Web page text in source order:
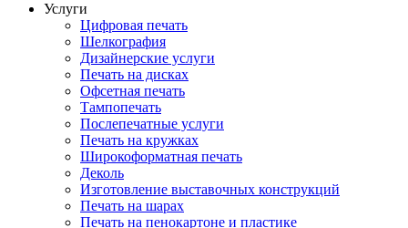
Услуги
Цифровая печать
Шелкография
Дизайнерские услуги
Печать на дисках
Офсетная печать
Тампопечать
Послепечатные услуги
Печать на кружках
Широкоформатная печать
Деколь
Изготовление выставочных конструкций
Печать на шарах
Печать на пенокартоне и пластике